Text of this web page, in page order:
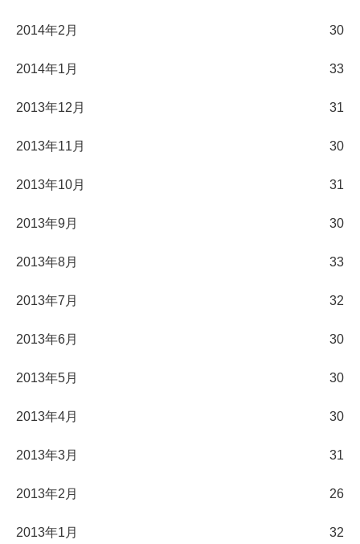
2014年2月 30
2014年1月 33
2013年12月 31
2013年11月 30
2013年10月 31
2013年9月 30
2013年8月 33
2013年7月 32
2013年6月 30
2013年5月 30
2013年4月 30
2013年3月 31
2013年2月 26
2013年1月 32